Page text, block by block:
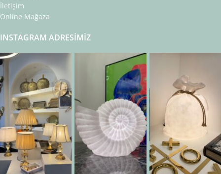
İletişim
Online Mağaza
INSTAGRAM ADRESIMIZ